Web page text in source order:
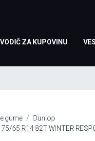
VODIČ ZA KUPOVINU
gume
Dunlop
65 R14 82T WINTER